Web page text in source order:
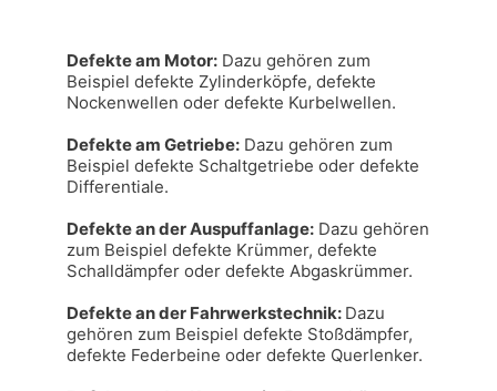
Defekte am Motor: Dazu gehören zum
Beispiel defekte Zylinderköpfe, defekte
Nockenwellen oder defekte Kurbelwellen.
Defekte am Getriebe: Dazu gehören zum
Beispiel defekte Schaltgetriebe oder defekte
Differentiale.
Defekte an der Auspuffanlage: Dazu gehören
zum Beispiel defekte Krümmer, defekte
Schalldämpfer oder defekte Abgaskrümmer.
Defekte an der Fahrwerkstechnik: Dazu
gehören zum Beispiel defekte Stoßdämpfer,
defekte Federbeine oder defekte Querlenker.